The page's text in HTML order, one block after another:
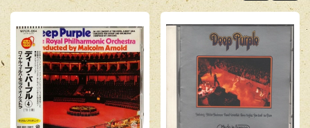
Перед публикацией отзывы проходят
модерацию